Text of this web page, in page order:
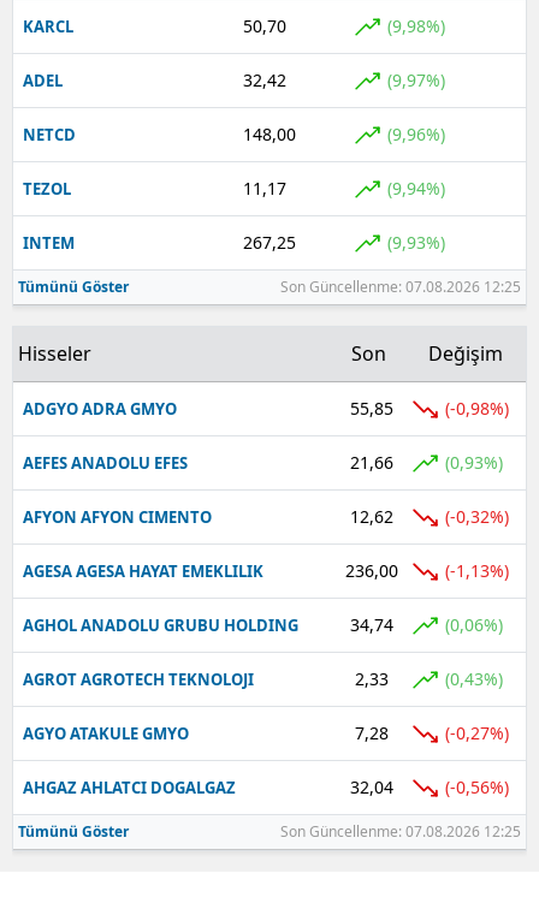
KARCL 50,70 (9,98%)
ADEL 32,42 (9,97%)
NETCD 148,00 (9,96%)
TEZOL 11,17 (9,94%)
INTEM 267,25 (9,93%)
Tümünü Göster Son Güncellenme: 07.08.2026 12:25
Hisseler Son Değişim
ADGYO ADRA GMYO 55,85 (-0,98%)
AEFES ANADOLU EFES 21,66 (0,93%)
AFYON AFYON CIMENTO 12,62 (-0,32%)
AGESA AGESA HAYAT EMEKLILIK 236,00 (-1,13%)
AGHOL ANADOLU GRUBU HOLDING 34,74 (0,06%)
AGROT AGROTECH TEKNOLOJI 2,33 (0,43%)
AGYO ATAKULE GMYO 7,28 (-0,27%)
AHGAZ AHLATCI DOGALGAZ 32,04 (-0,56%)
Tümünü Göster Son Güncellenme: 07.08.2026 12:25